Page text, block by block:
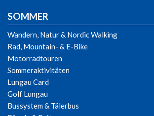
SOMMER
Wandern, Natur & Nordic Walking
Rad, Mountain- & E-Bike
Motorradtouren
Sommeraktivitäten
Lungau Card
Golf Lungau
Bussystem & Tälerbus